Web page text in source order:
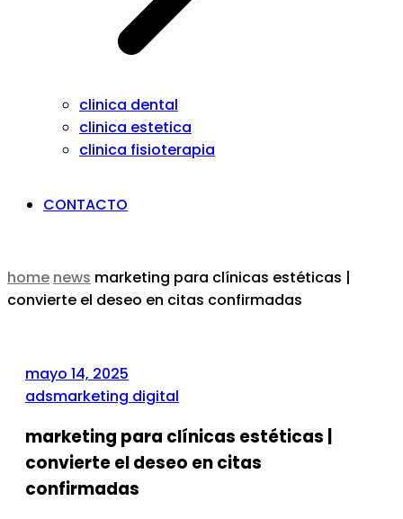
clinica dental
clinica estetica
clinica fisioterapia
CONTACTO
home news marketing para clínicas estéticas |
convierte el deseo en citas confirmadas
mayo 14, 2025
adsmarketing digital
marketing para clínicas estéticas |
convierte el deseo en citas
confirmadas